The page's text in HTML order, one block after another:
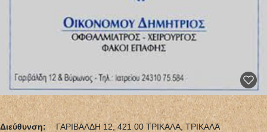
Διεύθυνση:
ΓΑΡΙΒΑΛΔΗ 12, 421 00 ΤΡΙΚΑΛΑ, ΤΡΙΚΑΛΑ